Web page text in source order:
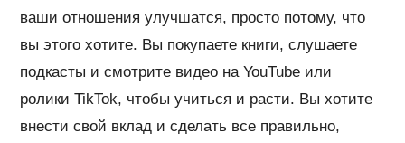
ваши отношения улучшатся, просто потому, что
вы этого хотите. Вы покупаете книги, слушаете
подкасты и смотрите видео на YouTube или
ролики TikTok, чтобы учиться и расти. Вы хотите
внести свой вклад и сделать все правильно,